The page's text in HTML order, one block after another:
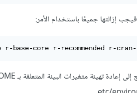
base-core r-recommended r-